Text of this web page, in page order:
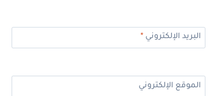
البريد الإلكتروني *
الموقع الإلكتروني